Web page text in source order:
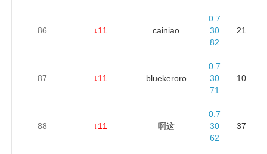
86 ↓11 cainiao
0.7
30
82
21
87 ↓11 bluekeroro
0.7
30
71
10
88 ↓11 啊这
0.7
30
62
37